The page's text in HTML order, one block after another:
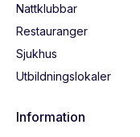
Nattklubbar
Restauranger
Sjukhus
Utbildningslokaler
Information